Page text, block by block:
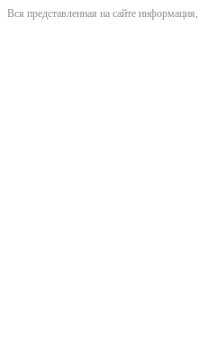
Вся представленная на сайте